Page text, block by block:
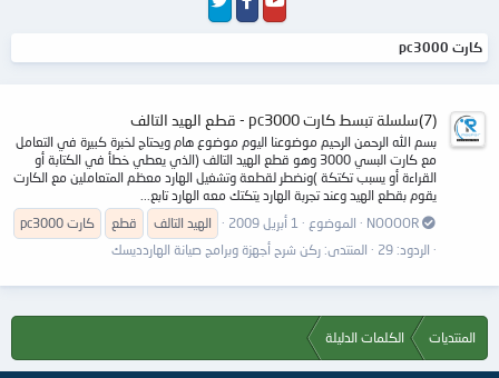
كارت pc3000
(7)سلسلة تبسط كارت pc3000 - قطع الهيد التالف
بسم الله الرحمن الرحيم موضوعنا اليوم موضوع هام ويحتاج لخبرة كبيرة في التعامل
مع كارت البسي 3000 وهو قطع الهيد التالف (الذي يعطي خطأ في الكتابة أو
القراءة أو يسبب تكتكة )ونضطر لقطعة وتشغيل الهارد معظم المتعاملين مع الكارت
يقوم بقطع الهيد وعند تجربة الهارد يتكتك معه الهارد تابع...
NOOOOR
الموضوع 1 أبريل 2009 الهيد التالف قطع كارت pc3000
الردود: 29
المنتدى: ركن شرح أجهزة وبرامج صيانة الهاردديسك
المنتديات الكلمات الدليلة